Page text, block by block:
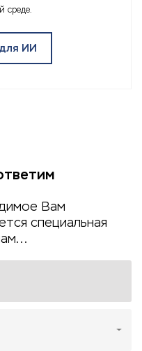
среде.
ИИ
Вам
специальная